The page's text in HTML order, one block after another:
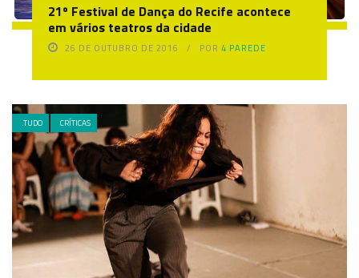
21º Festival de Dança do Recife acontece
em vários teatros da cidade
26 DE OUTUBRO DE 2016 POR4 PAREDE
.TUDO CRÍTICAS